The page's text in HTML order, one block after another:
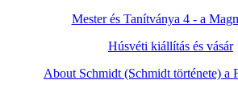
Mester és Tanítványa 4 - a
Húsvéti kiállítás és vásár
About Schmidt (Schmidt története) a